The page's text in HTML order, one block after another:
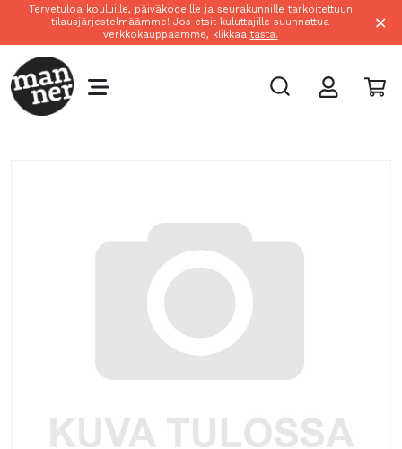
Tervetuloa kouluille, päiväkodeille ja seurakunnille tarkoitettuun
tilausjärjestelmäämme! Jos etsit kuluttajille suunnattua
verkkokauppaamme, klikkaa tästä. ×